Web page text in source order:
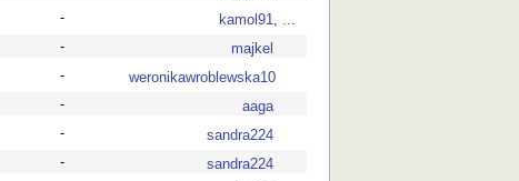
-
kamol91, ...
-
majkel
-
weronikawroblewska10
-
aaga
-
sandra224
-
sandra224